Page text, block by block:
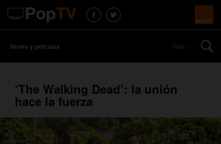
Series y películas Más
‘The Walking Dead’: la unión
hace la fuerza